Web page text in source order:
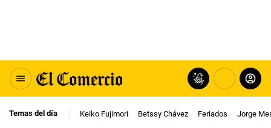
Temas del día Keiko Fujimori Betssy Chávez Feriados Jorge